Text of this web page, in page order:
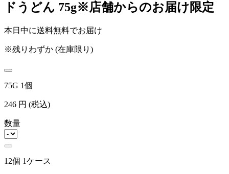
ドうどん 75g※店舗からのお届け限定
本日中に送料無料でお届け
※残りわずか (在庫限り)
75G 1個
246 円 (税込)
数量
12個 1ケース